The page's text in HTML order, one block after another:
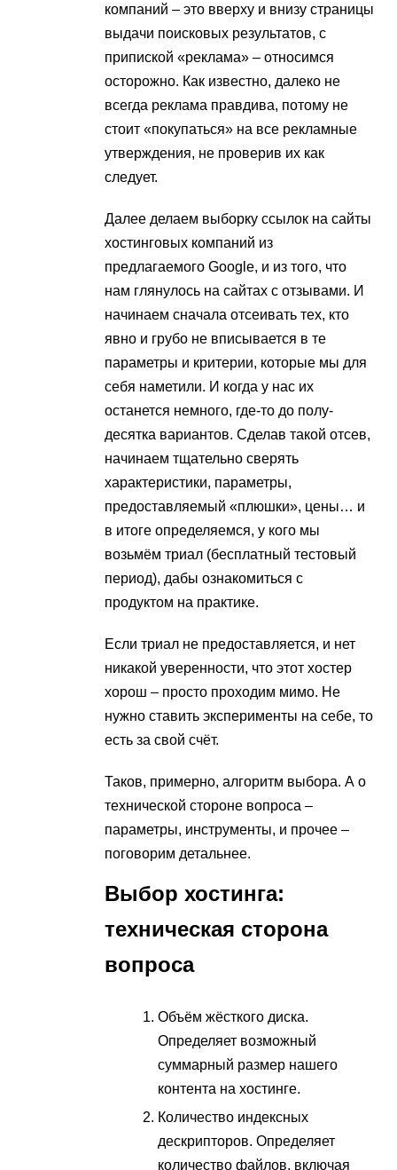
компаний – это вверху и внизу страницы
выдачи поисковых результатов, с
припиской «реклама» – относимся
осторожно. Как известно, далеко не
всегда реклама правдива, потому не
стоит «покупаться» на все рекламные
утверждения, не проверив их как
следует.
Далее делаем выборку ссылок на сайты
хостинговых компаний из
предлагаемого Google, и из того, что
нам глянулось на сайтах с отзывами. И
начинаем сначала отсеивать тех, кто
явно и грубо не вписывается в те
параметры и критерии, которые мы для
себя наметили. И когда у нас их
останется немного, где-то до полу-
десятка вариантов. Сделав такой отсев,
начинаем тщательно сверять
характеристики, параметры,
предоставляемый «плюшки», цены… и
в итоге определяемся, у кого мы
возьмём триал (бесплатный тестовый
период), дабы ознакомиться с
продуктом на практике.
Если триал не предоставляется, и нет
никакой уверенности, что этот хостер
хорош – просто проходим мимо. Не
нужно ставить эксперименты на себе, то
есть за свой счёт.
Таков, примерно, алгоритм выбора. А о
технической стороне вопроса –
параметры, инструменты, и прочее –
поговорим детальнее.
Выбор хостинга:
техническая сторона
вопроса
Объём жёсткого диска.
Определяет возможный
суммарный размер нашего
контента на хостинге.
Количество индексных
дескрипторов. Определяет
количество файлов, включая